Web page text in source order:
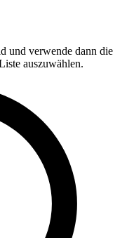
und verwende dann die
auszuwählen.